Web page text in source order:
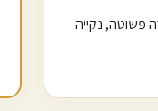
פשוטה, נקייה